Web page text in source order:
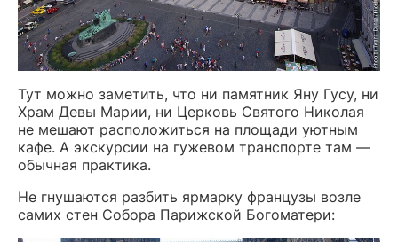
Тут можно заметить, что ни памятник Яну Гусу, ни
Храм Девы Марии, ни Церковь Святого Николая
не мешают расположиться на площади уютным
кафе. А экскурсии на гужевом транспорте там —
обычная практика.
Не гнушаются разбить ярмарку французы возле
самих стен Собора Парижской Богоматери: